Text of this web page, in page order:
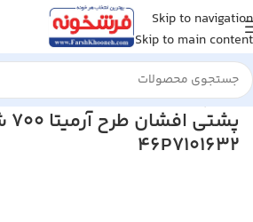
Skip to navigation
Skip to main content
خانه/پشتی
46P7101632